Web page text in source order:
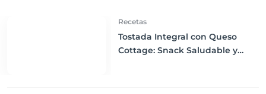
Recetas
Tostada Integral con Queso
Cottage: Snack Saludable y